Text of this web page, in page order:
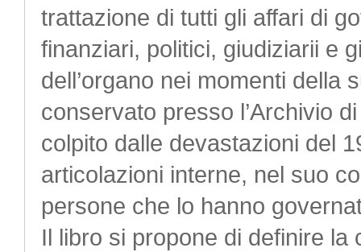
trattazione di tutti gli affari di
finanziari, politici, giudiziarii e
dell’organo nei momenti della
conservato presso l’Archivio
colpito dalle devastazioni del
articolazioni interne, nel suo
persone che lo hanno
Il libro si propone di definire